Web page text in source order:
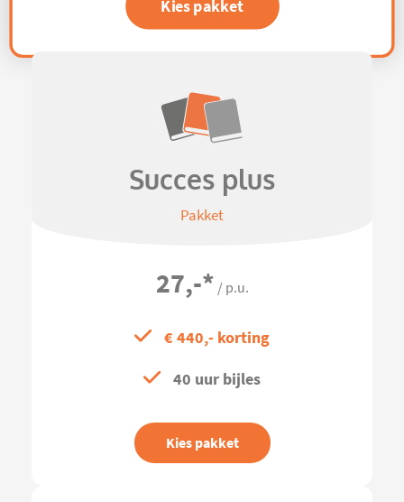
Kies pakket
Succes plus
Pakket
27,-* / p.u.
€ 440,- korting
40 uur bijles
Kies pakket